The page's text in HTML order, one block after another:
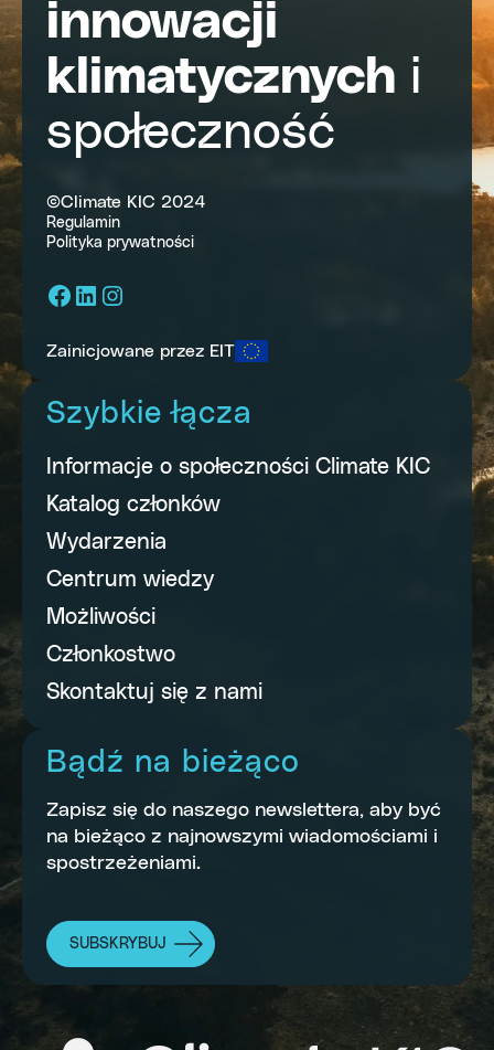
innowacji
klimatycznych i
społeczność
©Climate KIC 2024
Regulamin
Polityka prywatności
Facebook
LinkedIn
Instagram
Zainicjowane przez EIT
Szybkie łącza
Informacje o społeczności Climate KIC
Katalog członków
Wydarzenia
Centrum wiedzy
Możliwości
Członkostwo
Skontaktuj się z nami
Bądź na bieżąco
Zapisz się do naszego newslettera, aby być
na bieżąco z najnowszymi wiadomościami i
spostrzeżeniami.
SUBSKRYBUJ